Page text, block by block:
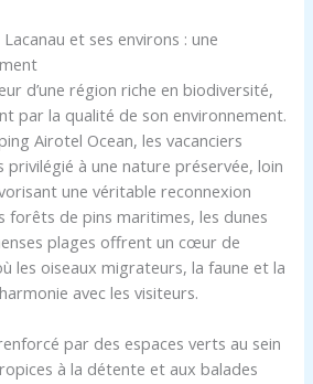
et ses environs : une
d’une région riche en biodiversité,
par la qualité de son environnement.
Airotel Ocean, les vacanciers
privilégié à une nature préservée, loin
une véritable reconnexion
forêts de pins maritimes, les dunes
plages offrent un cœur de
les oiseaux migrateurs, la faune et la
avec les visiteurs.
par des espaces verts au sein
à la détente et aux balades